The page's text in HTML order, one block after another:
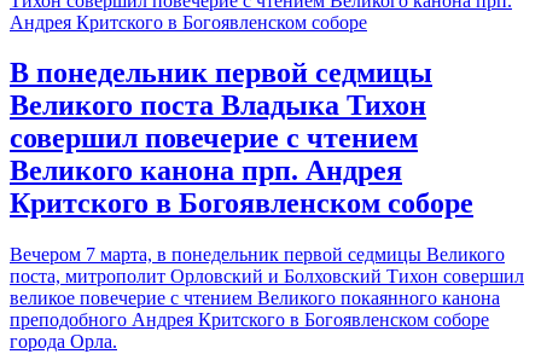
В понедельник первой седмицы
Великого поста Владыка Тихон
совершил повечерие с чтением
Великого канона прп. Андрея
Критского в Богоявленском соборе
Вечером 7 марта, в понедельник первой седмицы Великого
поста, митрополит Орловский и Болховский Тихон совершил
великое повечерие с чтением Великого покаянного канона
преподобного Андрея Критского в Богоявленском соборе
города Орла.